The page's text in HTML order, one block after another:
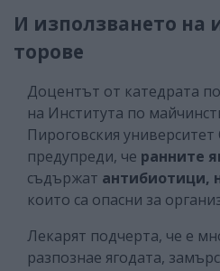
И използването на
торове
Доцентът от катедрата
на Института по
Пироговския
предупреди, че ранните
съдържат антибиотици,
които са опасни за
Лекарят подчерта, че е
разпознае ягодата,